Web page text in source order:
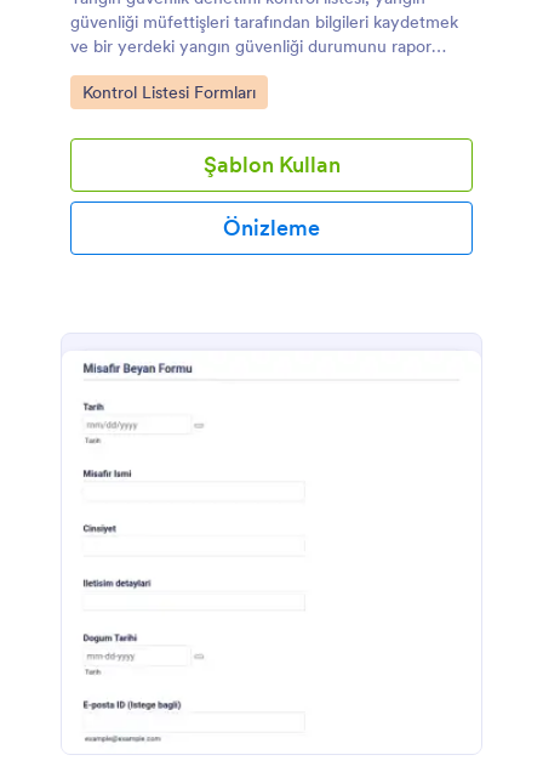
güvenliği müfettişleri tarafından bilgileri kaydetmek
ve bir yerdeki yangın güvenliği durumunu rapor
etmek için kullanılan belgedir. Bir yangın güvenlik
denetimi kontrol listesi, kullanımına bağlı olarak
veya yangın denetimi süreci olabilir. Aynı zamanda
yangın güvenliği yasalarına uyulup uyulmadığını
göstermek için de kullanılabilir. Amacı ne olursa
olsun, tüm önlemlerin alındığından emin olmak için
bir yangın güvenlik denetimi kontrol listesi yararlı ve
istediğiniz alanları özelleştirin, kontrol listelerini
oluşturun ve kullanımı kolay arayüzü sayesinde çok
herhangi bir mobil cihazla doldurulabilir. Her
gönderim Jotform gelen kutunuzu otomatik olarak
hesaplarınızla de entegre edilebilir. Bilgileri
otomatik olarak bir PDF belgesine dönüştürebilirsiniz.
Go to Category:
Kontrol Listesi Formları
Şablon Kullan
Önizleme